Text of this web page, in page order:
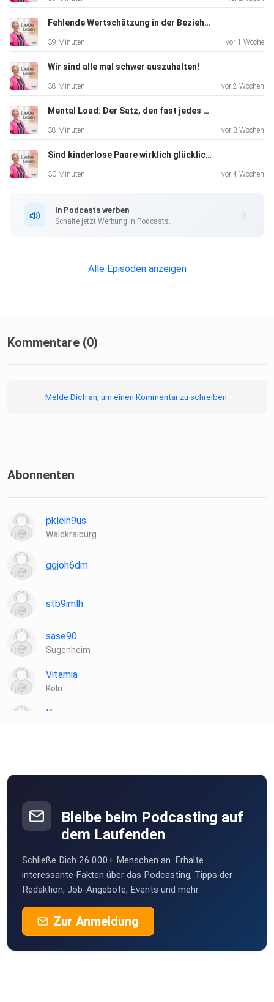
Fehlende Wertschätzung in der Beziehung
39 Minuten vor 1 Woche
Wir sind alle mal schwer auszuhalten!
38 Minuten vor 2 Wochen
Mental Load: Der Satz, den fast jedes Paar kennt
38 Minuten vor 3 Wochen
Sind kinderlose Paare wirklich glücklicher? Was Studien sagen...
30 Minuten vor 4 Wochen
In Podcasts werben
Schalte jetzt Werbung in Podcasts.
Alle Episoden anzeigen
Kommentare (0)
Melde Dich an, um einen Kommentar zu schreiben.
Abonnenten
pklein9us
Waldkraiburg
ggjoh6dm
stb9imlh
sase90
Sugenheim
Vitamia
Köln
Kiannn
Weil der Stadt
Birgit471
Nettihoert
Bleibe beim Podcasting auf
dem Laufenden
Schließe Dich 26.000+ Menschen an. Erhalte
interessante Fakten über das Podcasting, Tipps der
Redaktion, Job-Angebote, Events und mehr.
Zur Anmeldung